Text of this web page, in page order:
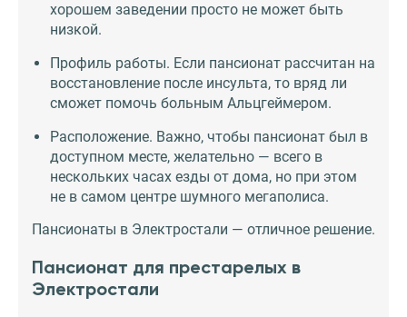
хорошем заведении просто не может быть
низкой.
Профиль работы. Если пансионат рассчитан на
восстановление после инсульта, то вряд ли
сможет помочь больным Альцгеймером.
Расположение. Важно, чтобы пансионат был в
доступном месте, желательно — всего в
нескольких часах езды от дома, но при этом
не в самом центре шумного мегаполиса.
Пансионаты в Электростали — отличное решение.
Пансионат для престарелых в
Электростали